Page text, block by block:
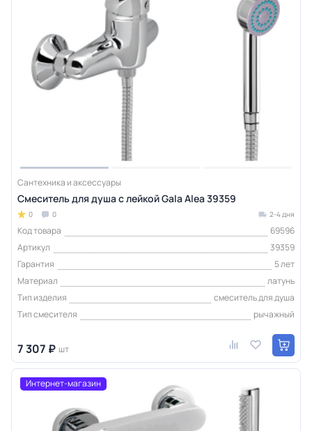
Сантехника и аксессуары
Смеситель для душа с лейкой Gala Alea 39359
0 0 2-4 дня
Код товара
69596
Артикул
39359
Гарантия
5 лет
Материал
латунь
Тип изделия
смеситель для душа
Тип смесителя
рычажный
7 307 ₽ шт
Интернет-магазин